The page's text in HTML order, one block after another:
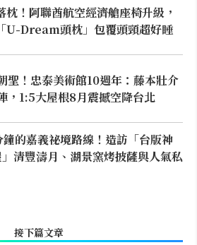
枕！阿聯酋航空經濟艙座椅升級，
U-Dream頭枕」包覆頭頸超好睡
聖！忠泰美術館10週年：藤本壯介
，1:5大屋根8月震撼空降台北
的嘉義祕境路線！造訪「台版神
清豐濤月、湖景窯烤披薩與人氣私
接下篇文章